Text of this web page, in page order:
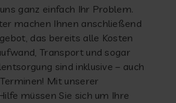
ganz einfach Ihr Problem.
machen Ihnen anschließend
das bereits alle Kosten
Transport und sogar
sind inklusive – auch
Mit unserer
müssen Sie sich um Ihre